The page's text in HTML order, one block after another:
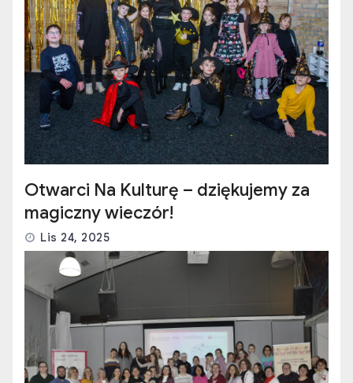
Otwarci Na Kulturę – dziękujemy za
magiczny wieczór!
Lis 24, 2025